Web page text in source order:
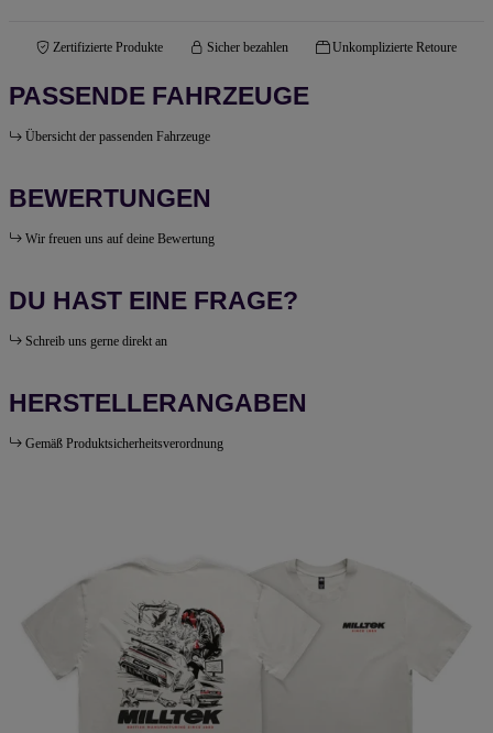
Zertifizierte Produkte Sicher bezahlen Unkomplizierte Retoure
PASSENDE FAHRZEUGE
Übersicht der passenden Fahrzeuge
BEWERTUNGEN
Wir freuen uns auf deine Bewertung
DU HAST EINE FRAGE?
Schreib uns gerne direkt an
HERSTELLERANGABEN
Gemäß Produktsicherheitsverordnung